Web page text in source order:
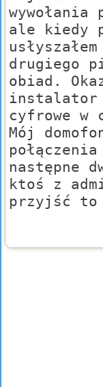
ale kiedy
drugiego
obiad.
instalator
cyfrowe w
Mój
następne
ktoś z
przyjść to